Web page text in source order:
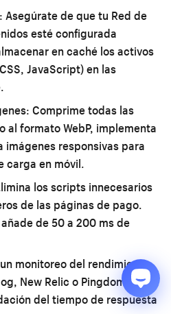
Asegúrate de que tu Red de
esté configurada
en caché los activos
JavaScript) en las
Comprime todas las
al formato WebP, implementa
imágenes responsivas para
carga en móvil.
los scripts innecesarios
de las páginas de pago.
de 50 a 200 ms de
monitoreo del rendimiento
New Relic o Pingdom) con
del tiempo de respuesta